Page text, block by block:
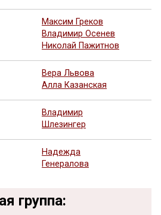
Максим Греков
Владимир Осенев
Николай Пажитнов
Вера Львова
Алла Казанская
Владимир
Шлезингер
Надежда
Генералова
группа: